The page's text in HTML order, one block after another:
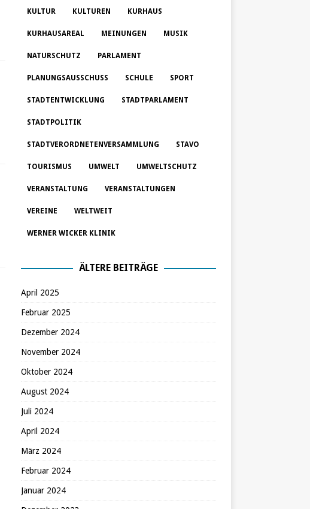
KULTUR KULTUREN KURHAUS
KURHAUSAREAL MEINUNGEN MUSIK
NATURSCHUTZ PARLAMENT
PLANUNGSAUSSCHUSS SCHULE SPORT
STADTENTWICKLUNG STADTPARLAMENT
STADTPOLITIK
STADTVERORDNETENVERSAMMLUNG STAVO
TOURISMUS UMWELT UMWELTSCHUTZ
VERANSTALTUNG VERANSTALTUNGEN
VEREINE WELTWEIT
WERNER WICKER KLINIK
ÄLTERE BEITRÄGE
April 2025
Februar 2025
Dezember 2024
November 2024
Oktober 2024
August 2024
Juli 2024
April 2024
März 2024
Februar 2024
Januar 2024